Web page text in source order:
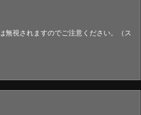
無視されますのでご注意ください。（ス